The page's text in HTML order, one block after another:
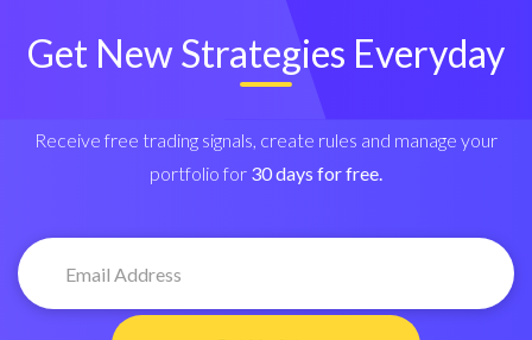
Get New Strategies Everyday
Receive free trading signals, create rules and manage your
portfolio for 30 days for free.